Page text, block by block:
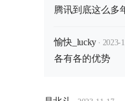
腾讯到底这么多
愉快_lucky · 2023-
各有各的优势